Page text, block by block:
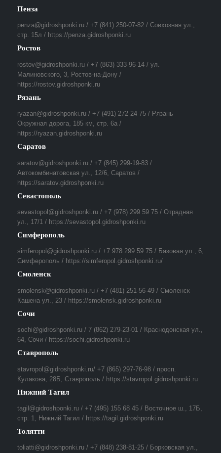
Пенза
penza@gidroshponki.ru / +7 (841) 250-07-82 / Совхозная ул.,
стр. 15л / https://penza.gidroshponki.ru
Ростов
rostov@gidroshponki.ru / +7 (863) 333-96-14 / ул.
Малиновского, 3, Ростов-на-Дону /
https://rostov.gidroshponki.ru
Рязань
ryazan@gidroshponki.ru / +7 (491) 272-24-75 / Рязань
Окружная дорога, 185 км, стр. 6а /
https://ryazan.gidroshponki.ru
Саратов
saratov@gidroshponki.ru / +7 (845) 299-19-83 /
Автокомбинатовская ул., 12/6, Саратов /
https://saratov.gidroshponki.ru
Севастополь
sevastopol@gidroshponki.ru / +7 (978) 299 59 75 / Отрадная
ул., 17/1 / https://sevastopol.gidroshponki.ru
Симферополь
simferopol@gidroshponki.ru / +7 978 299 59 75 / Базовая ул., 6,
Симферополь / https://simferopol.gidroshponki.ru/
Смоленск
smolensk@gidroshponki.ru / +7 (481) 251-56-49 / Смоленск
Кашена ул., 23 / https://smolensk.gidroshponki.ru
Сочи
sochi@gidroshponki.ru / 7 (862) 279-23-01 / Краснодонская ул.,
64, Сочи / https://sochi.gidroshponki.ru
Ставрополь
stavropol@gidroshponki.ru/ +7 (865) 297-76-98 / просп.
Кулакова, 28Б, Ставрополь / https://stavropol.gidroshponki.ru
Нижний Тагил
tagil@gidroshponki.ru / +7 (495) 155 68 45 / Восточное ш., 17Б,
стр. 1, Нижний Тагил / https://tagil.gidroshponki.ru
Толятти
toliatti@gidroshponki.ru / +7 (848) 238-81-25 / Борковская ул.,